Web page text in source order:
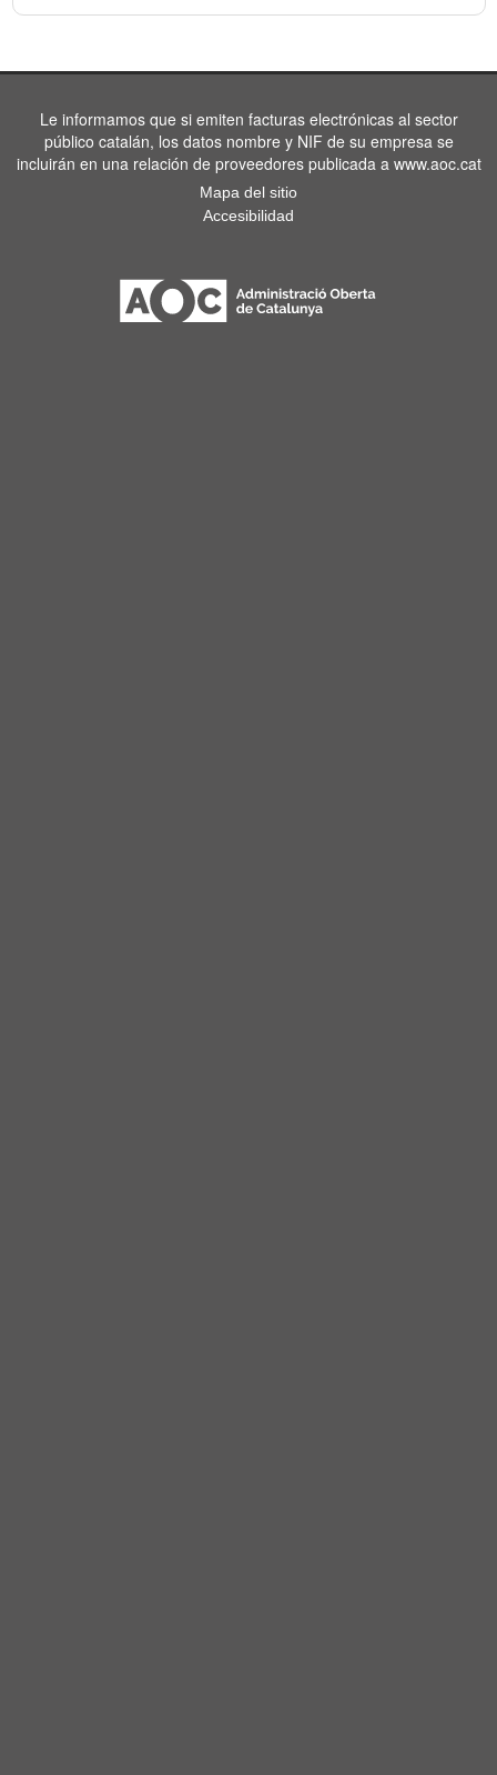
Le informamos que si emiten facturas electrónicas al sector
público catalán, los datos nombre y NIF de su empresa se
incluirán en una relación de proveedores publicada a www.aoc.cat
Mapa del sitio
Accesibilidad